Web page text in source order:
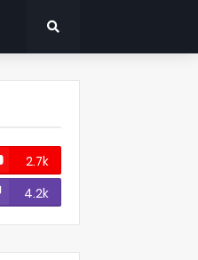
2.7k
4.2k